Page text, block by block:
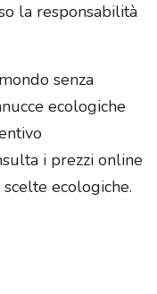
la responsabilità
senza
ecologiche
i prezzi online
ecologiche.